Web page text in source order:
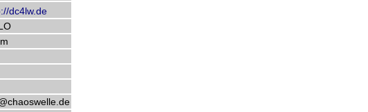
dc4lw.de